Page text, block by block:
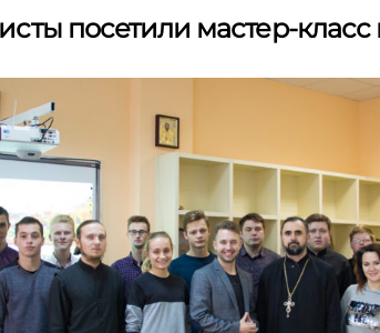
посетили мастер-